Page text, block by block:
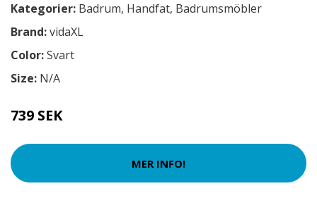
Kategorier: Badrum, Handfat, Badrumsmöbler
Brand:vidaXL
Color:Svart
Size: N/A
739 SEK
MER INFO!